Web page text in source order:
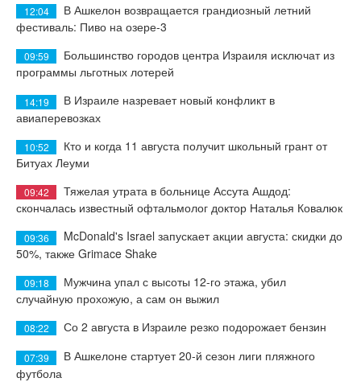
12:04
В Ашкелон возвращается грандиозный летний
фестиваль: Пиво на озере-3
09:59
Большинство городов центра Израиля исключат из
программы льготных лотерей
14:19
В Израиле назревает новый конфликт в
авиаперевозках
10:52
Кто и когда 11 августа получит школьный грант от
Битуах Леуми
09:42
Тяжелая утрата в больнице Ассута Ашдод:
скончалась известный офтальмолог доктор Наталья Ковалюк
09:36
McDonald's Israel запускает акции августа: скидки до
50%, также Grimace Shake
09:18
Мужчина упал с высоты 12-го этажа, убил
случайную прохожую, а сам он выжил
08:22 Со 2 августа в Израиле резко подорожает бензин
07:39
В Ашкелоне стартует 20-й сезон лиги пляжного
футбола